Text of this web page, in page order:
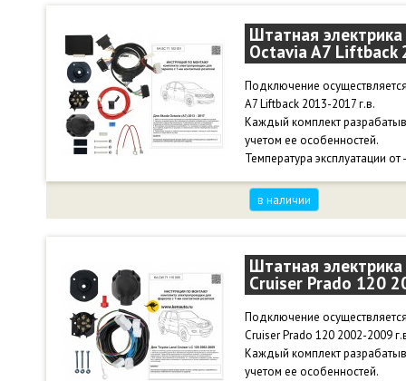
Штатная
Octavia A7 Liftback
Подключение
A7 Liftback 2013-2017 г.в.
Каждый комплект
учетом ее особенностей.
Температура эксплуатации от
в наличии
Штатная
Cruiser Prado 120
Подключение
Cruiser Prado 120 2002-2009
Каждый комплект
учетом ее особенностей.